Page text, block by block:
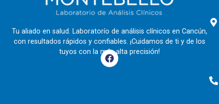
Tu aliado en salud. Laboratorío de análisis clínicos en Cancún,
con resultados rápidos y confiables. ¡Cuidamos de ti y de los
tuyos con la más alta precisión!